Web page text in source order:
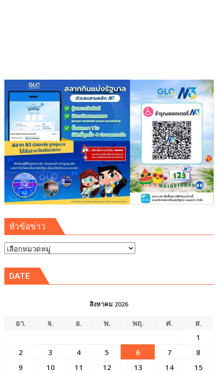
ความ
มั่นคง
ระบบ
สาธารณูปโภค
รองรับ
การ
เติบโต
เขต
พัฒนา
พิเศษ
ภาค
ตะวัน
หัวข้อข่าว
หัวข้อ
DATE
สิงหาคม 2026
อา. จ. อ. พ. พฤ. ศ.
ส.
1
2
3 4 5 6 7
8
9
10 11 12 13 14
15